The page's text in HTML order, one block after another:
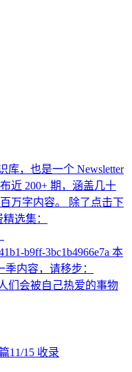
，也是一个 Newsletter
近 200+ 期，涵盖几十
万字内容。 除了点击下
选集：
b9ff-3bc1b4966e7a 本
内容，请移步：
们会被自己热爱的事物
11/15 收录